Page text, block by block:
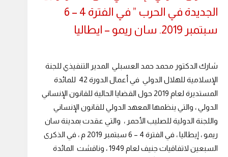
الجديدة في الحرب ” في الفترة 4 – 6
سبتمبر 2019. سان ريمو – ايطاليا
شارك الدكتور محمد حمد العسبلي المدير التنفيذي للجنة
الإسلامية للهلال الدولي في أعمال الدورة 42 للمائدة
المستديرة لعام 2019 حول القضايا الحالية للقانون الإنساني
الدولي ، والتي ينظمها المعهد الدولي للقانون الإنساني
واللجنة الدولية للصليب الأحمر ، والتي عقدت بمدينة سان
ريمو ، إيطاليا ، في الفترة 4 – 6 سبتمبر 2019 م ، في الذكرى
السبعين لاتفاقيات جنيف لعام 1949 ، وناقشت المائدة